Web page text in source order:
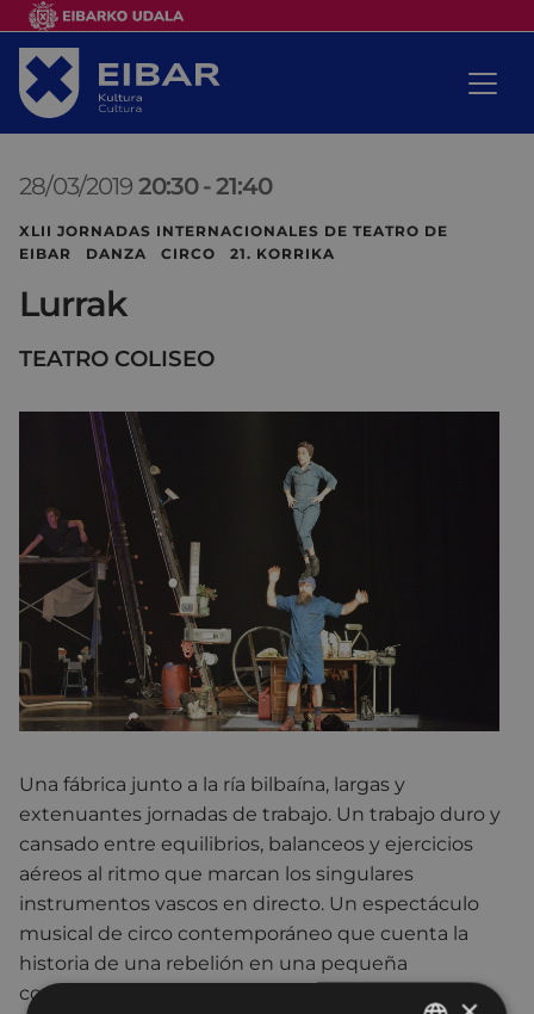
28/03/2019 20:30 -21:40
XLII JORNADAS INTERNACIONALES DE TEATRO DE
EIBAR DANZA CIRCO 21. KORRIKA
Lurrak
TEATRO COLISEO
Una fábrica junto a la ría bilbaína, largas y
extenuantes jornadas de trabajo. Un trabajo duro y
cansado entre equilibrios, balanceos y ejercicios
aéreos al ritmo que marcan los singulares
instrumentos vascos en directo. Un espectáculo
musical de circo contemporáneo que cuenta la
historia de una rebelión en una pequeña
comunidad, un grupo de hombres y mujeres que